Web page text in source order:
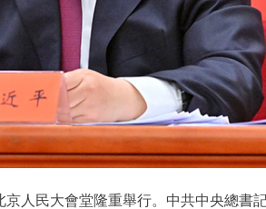
人民大會堂隆重舉行。中共中央總書